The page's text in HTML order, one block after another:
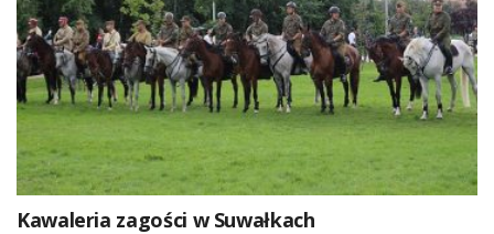
Kawaleria zagości w Suwałkach